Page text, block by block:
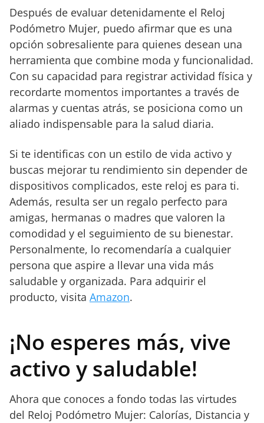
metros.
Uso intuitivo
sin necesidad de
carga o
aplicaciones.
Después de evaluar detenidamente el Reloj
Podómetro Mujer, puedo afirmar que es una
opción sobresaliente para quienes desean una
herramienta que combine moda y funcionalidad.
Con su capacidad para registrar actividad física y
recordarte momentos importantes a través de
alarmas y cuentas atrás, se posiciona como un
aliado indispensable para la salud diaria.
Si te identificas con un estilo de vida activo y
buscas mejorar tu rendimiento sin depender de
dispositivos complicados, este reloj es para ti.
Además, resulta ser un regalo perfecto para
amigas, hermanas o madres que valoren la
comodidad y el seguimiento de su bienestar.
Personalmente, lo recomendaría a cualquier
persona que aspire a llevar una vida más
saludable y organizada. Para adquirir el
producto, visita Amazon.
¡No esperes más, vive
activo y saludable!
Ahora que conoces a fondo todas las virtudes
del Reloj Podómetro Mujer: Calorías, Distancia y